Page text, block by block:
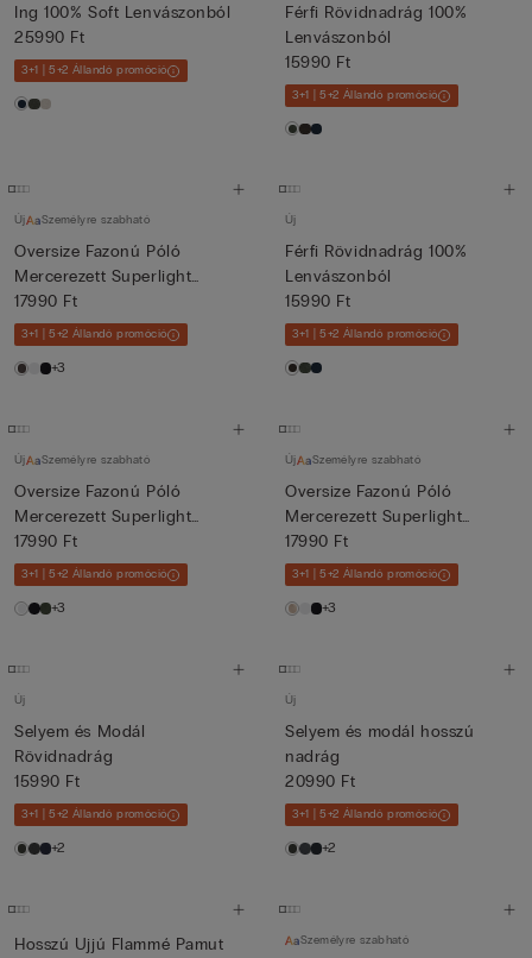
Ing 100% Soft Lenvászonból
25990 Ft
3+1 | 5+2 Állandó promóció
Férfi Rövidnadrág 100%
Lenvászonból
15990 Ft
3+1 | 5+2 Állandó promóció
Új Személyre szabható
Oversize Fazonú Póló
Mercerezett Superlight
Pamutb...
17990 Ft
3+1 | 5+2 Állandó promóció
+3
Új
Férfi Rövidnadrág 100%
Lenvászonból
15990 Ft
3+1 | 5+2 Állandó promóció
Új Személyre szabható
Oversize Fazonú Póló
Mercerezett Superlight
Pamutb...
17990 Ft
3+1 | 5+2 Állandó promóció
+3
Új Személyre szabható
Oversize Fazonú Póló
Mercerezett Superlight
Pamutb...
17990 Ft
3+1 | 5+2 Állandó promóció
+3
Új
Selyem és Modál
Rövidnadrág
15990 Ft
3+1 | 5+2 Állandó promóció
+2
Új
Selyem és modál hosszú
nadrág
20990 Ft
3+1 | 5+2 Állandó promóció
+2
Hosszú Ujjú Flammé Pamut
Személyre szabható